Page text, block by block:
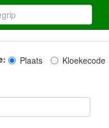
Plaats Kloekecode